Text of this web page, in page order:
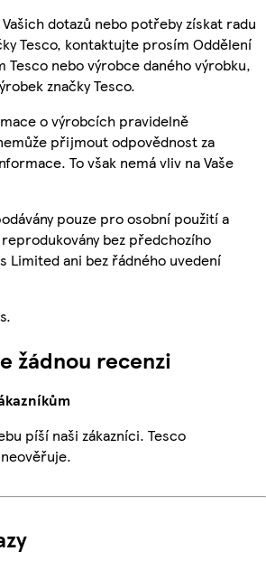
dotazů nebo potřeby získat radu
Tesco, kontaktujte prosím Oddělení
Tesco nebo výrobce daného výrobku,
značky Tesco.
o výrobcích pravidelně
přijmout odpovědnost za
To však nemá vliv na Vaše
pouze pro osobní použití a
bez předchozího
Limited ani bez řádného uvedení
žádnou recenzi
píší naši zákazníci. Tesco